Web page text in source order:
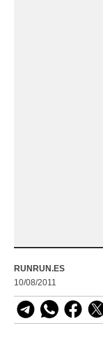
RUNRUN.ES
10/08/2011